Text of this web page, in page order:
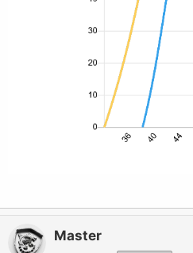
Master